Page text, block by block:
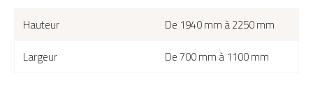
Hauteur
De 1940 mm à 2250 mm
Largeur
De 700 mm à 1100 mm